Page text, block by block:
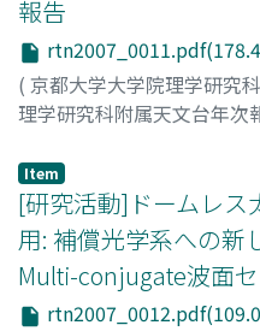
報告
( 京都大学大学院理学研究
理学研究科附属天文台年次
花岡, 庸一郎
Item
[研究活動]ドームレス
用: 補償光学系への新
Multi-conjugate波面